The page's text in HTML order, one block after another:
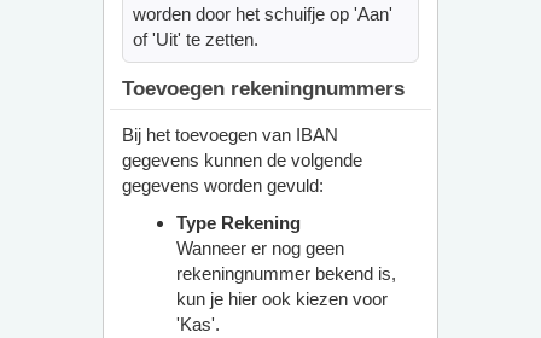
worden door het schuifje op 'Aan'
of 'Uit' te zetten.
Toevoegen rekeningnummers
Bij het toevoegen van IBAN
gegevens kunnen de volgende
gegevens worden gevuld:
Type Rekening
Wanneer er nog geen
rekeningnummer bekend is,
kun je hier ook kiezen voor
'Kas'.